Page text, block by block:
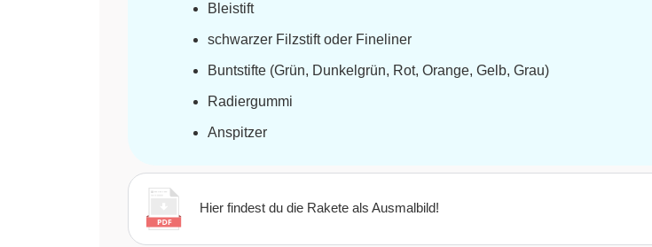
Bleistift
schwarzer Filzstift oder Fineliner
Buntstifte (Grün, Dunkelgrün, Rot, Orange, Gelb, Grau)
Radiergummi
Anspitzer
Hier findest du die Rakete als Ausmalbild!